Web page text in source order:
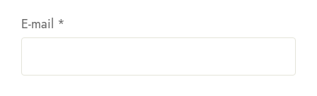
E-mail *